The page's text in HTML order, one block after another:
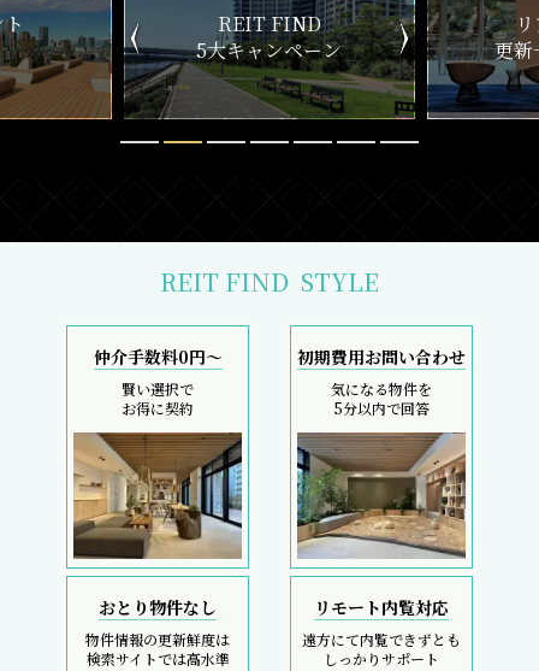
ン
リアルタイム
更新一覧チェック
新
REIT FIND STYLE
仲介手数料0円～
賢い選択で
お得に契約
初期費用お問い合わせ
気になる物件を
5分以内で回答
おとり物件なし
物件情報の更新鮮度は
検索サイトでは高水準
リモート内覧対応
遠方にて内覧できずとも
しっかりサポート